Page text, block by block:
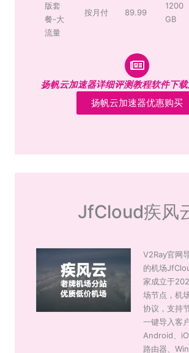
版套
餐-大
流量
按月付 89.99
1200
GB
扬帆云加速器详细评测教程软件下
扬帆云加速器优惠购买
JfCloud疾风
V2Ray官网
的机场
家成立于
场节点，机
协议，支持
一键导入客
Android、
路由器、